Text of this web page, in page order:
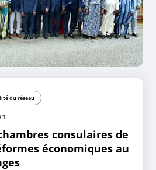
du réseau
consulaires de
économiques au